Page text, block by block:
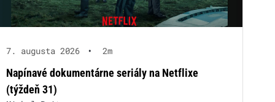
7. augusta 2026 • 2m
Napínavé dokumentárne seriály na Netflixe
(týždeň 31)